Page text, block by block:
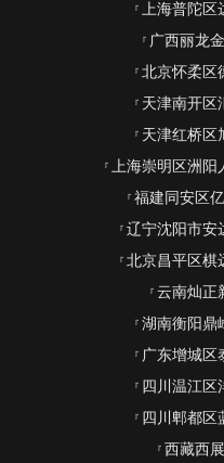
上海普陀区
广西丽龙
北京怀柔区
天津南开区
天津红桥区
上海崇明区洲阳
福建同安区
辽宁沈阳市安
北京昌平区棋
云南灿正
湖南衡阳鼎
广东增城区
四川温江区
四川郫都区
西藏西